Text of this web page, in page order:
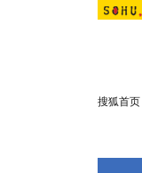
搜狐首页